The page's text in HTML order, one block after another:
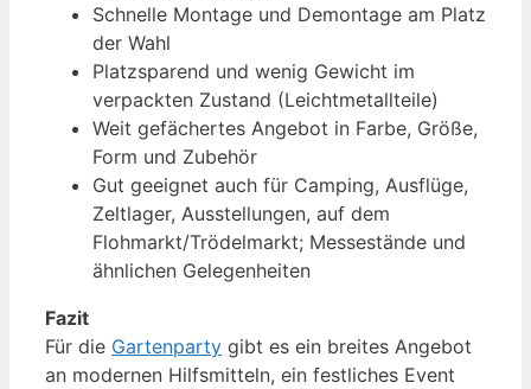
Schnelle Montage und Demontage am Platz
der Wahl
Platzsparend und wenig Gewicht im
verpackten Zustand (Leichtmetallteile)
Weit gefächertes Angebot in Farbe, Größe,
Form und Zubehör
Gut geeignet auch für Camping, Ausflüge,
Zeltlager, Ausstellungen, auf dem
Flohmarkt/Trödelmarkt; Messestände und
ähnlichen Gelegenheiten
Fazit
Für die Gartenparty gibt es ein breites Angebot
an modernen Hilfsmitteln, ein festliches Event